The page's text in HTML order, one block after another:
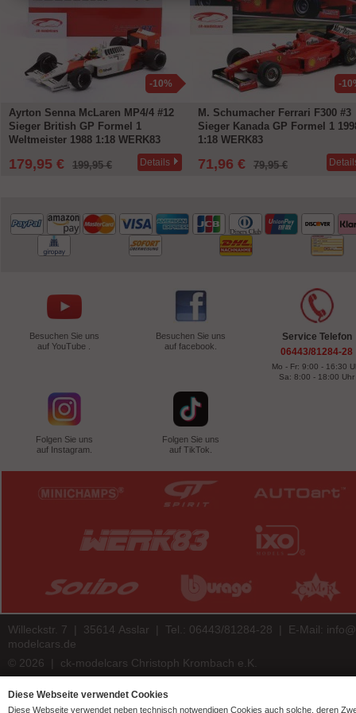
-10%
Ayrton Senna McLaren MP4/4 #12
Sieger British GP Formel 1
Weltmeister 1988 1:18 WERK83
179,95 € 199,95 € Details
-
M. Schumacher Ferrari F300 #3
Sieger Kanada GP Formel 1
1:18 WERK83
71,96 € 79,95 €
Besuchen Sie uns
auf YouTube .
Besuchen Sie uns
auf facebook.
Folgen Sie uns
auf Instagram.
Folgen Sie uns
auf TikTok.
Service Telefon
06443/81284-28
Mo - Fr: 9:00 - 16:30
Sa: 8:00 - 18:00 Uhr
Willeckstr. 7 | 35614 Asslar | Tel.: 06443/81284-28 | E-Mail:
modelcars.de
© 2026 | ck-modelcars Christoph Krombach e.K.
Diese Webseite verwendet Cookies
Diese Webseite verwendet neben technisch notwendigen Cookies auch solche, deren